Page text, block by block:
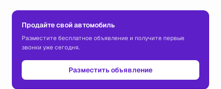
Продайте свой автомобиль
Разместите бесплатное объявление и получите первые
звонки уже сегодня.
Разместить объявление